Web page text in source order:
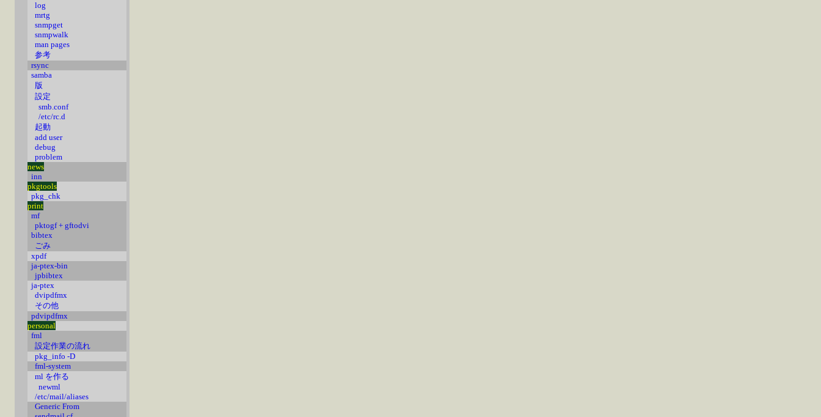
log
mrtg
snmpget
snmpwalk
man pages
参考
rsync
samba
版
設定
smb.conf
/etc/rc.d
起動
add user
debug
problem
news
inn
pkgtools
pkg_chk
print
mf
pktogf + gftodvi
bibtex
ごみ
xpdf
ja-ptex-bin
jpbibtex
ja-ptex
dvipdfmx
その他
pdvipdfmx
personal
fml
設定作業の流れ
pkg_info -D
fml-system
ml を作る
newml
/etc/mail/aliases
Generic From